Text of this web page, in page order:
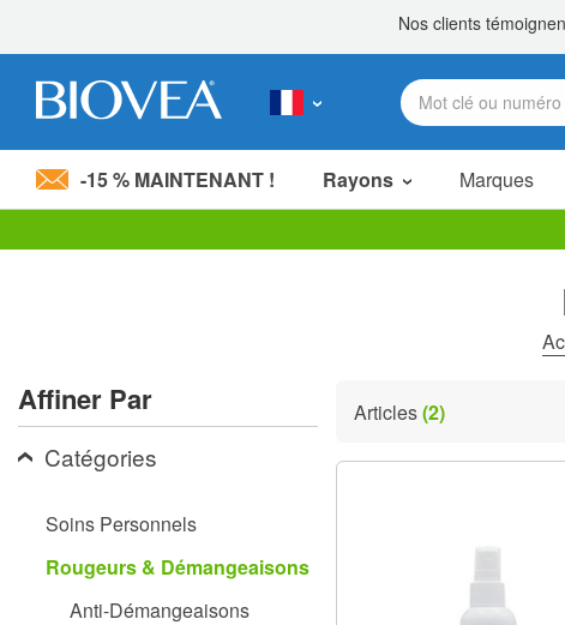
Veuillez
un
système
d'accessibilité.
Appuyez
adapter
-15 % MAINTENANT ! Rayons Marques
Affiner Par
Catégories
Soins Personnels
Rougeurs & Démangeaisons
Anti-Démangeaisons
Articles(2)